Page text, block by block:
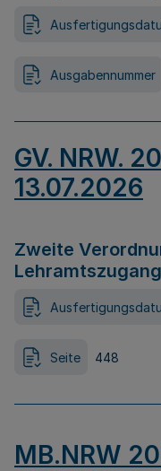
Ausgabennummer
GV. NRW.
13.07.2026
Zweite
Seite 448
MB.NRW